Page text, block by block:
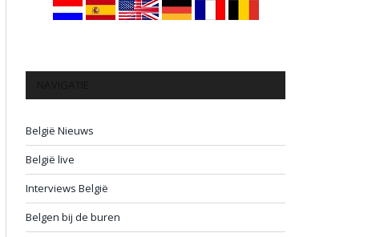
België Nieuws
België live
Interviews België
Belgen bij de buren